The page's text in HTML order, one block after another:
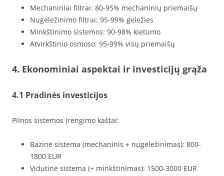
Mechaniniai filtrai: 80-95% mechaninių priemaišų
Nugeležinimo filtrai: 95-99% geležies
Minkštinimo sistemos: 90-98% kietumo
Atvirkštinio osmoso: 95-99% visų priemaišų
4. Ekonominiai aspektai ir investicijų grąža
4.1 Pradinės investicijos
Pilnos sistemos įrengimo kaštai:
Bazinė sistema (mechaninis + nugeležinimas): 800-
1800 EUR
Vidutinė sistema (+ minkštinimas): 1500-3000 EUR